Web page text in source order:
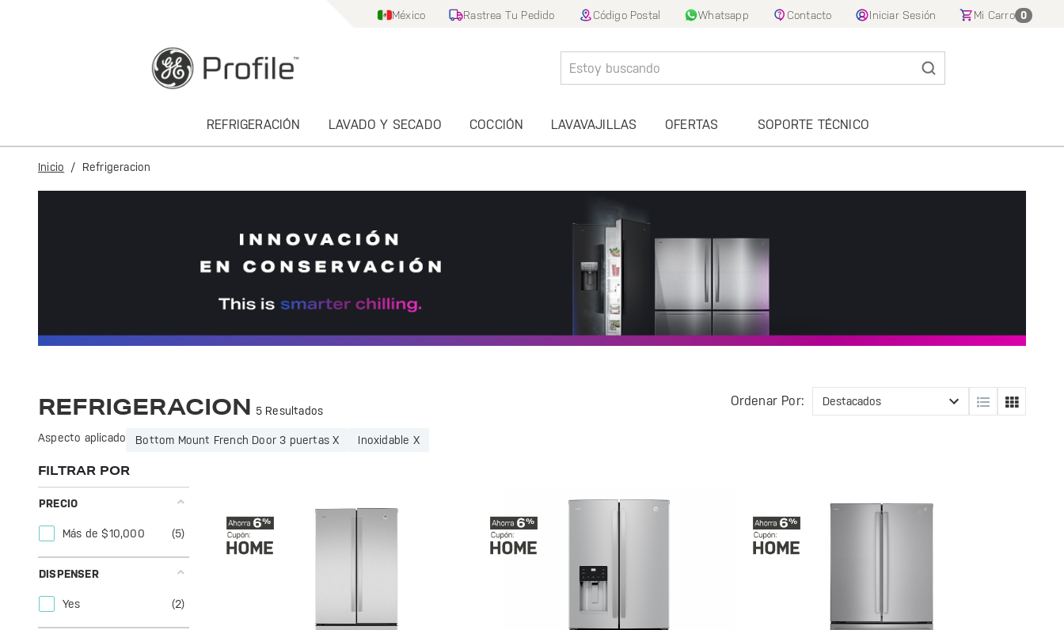
México Rastrea Tu Pedido Código Postal Whatsapp Contacto Iniciar Sesión Mi Carro 0
REFRIGERACIÓN LAVADO Y SECADO COCCIÓN LAVAVAJILLAS OFERTAS SOPORTE TÉCNICO
Inicio Refrigeracion
REFRIGERACION 5 Resultados
Ordenar Por:
Aspecto aplicado Bottom Mount French Door 3 puertas X Inoxidable X
FILTRAR POR
PRECIO
Más de $10,000 (5)
DISPENSER
Yes (2)